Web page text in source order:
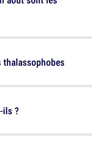
ils ?